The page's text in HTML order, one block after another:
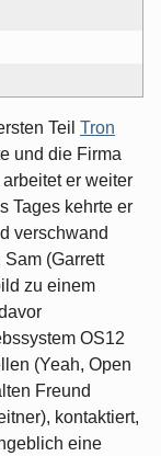
Teil Tron
und die Firma
er weiter
Tages kehrte er
verschwand
(Garrett
zu einem
OS12
(Yeah, Open
Freund
kontaktiert,
eine